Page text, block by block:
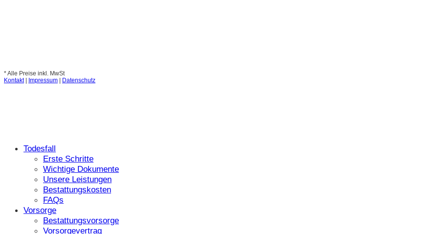
* Alle Preise inkl. MwSt
Kontakt| Impressum Datenschutz
Todesfall
Erste Schritte
Wichtige Dokumente
Unsere Leistungen
Bestattungskosten
FAQs
Vorsorge
Bestattungsvorsorge
Vorsorgevertrag